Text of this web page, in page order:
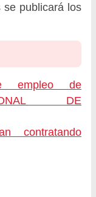
se publicará los
empleo de
DE
contratando